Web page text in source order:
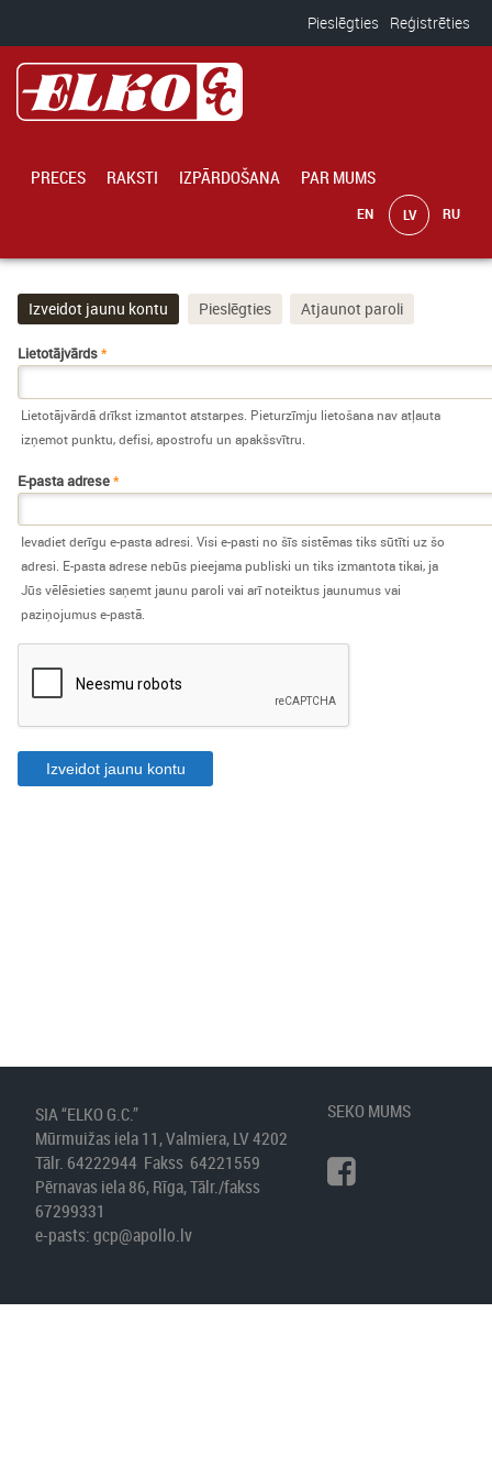
Pieslēgties Reģistrēties
PRECES RAKSTI IZPĀRDOŠANA PAR MUMS
Primārās cilnes
Izveidot jaunu kontu (aktīvā cilne)
Pieslēgties Atjaunot paroli
Lietotājvārds*
Lietotājvārdā drīkst izmantot atstarpes. Pieturzīmju lietošana nav atļauta
izņemot punktu, defisi, apostrofu un apakšsvītru.
E-pasta adrese*
Ievadiet derīgu e-pasta adresi. Visi e-pasti no šīs sistēmas tiks sūtīti uz šo
adresi. E-pasta adrese nebūs pieejama publiski un tiks izmantota tikai, ja
Jūs vēlēsieties saņemt jaunu paroli vai arī noteiktus jaunumus vai
paziņojumus e-pastā.
SIA “ELKO G.C.”
Mūrmuižas iela 11, Valmiera, LV 4202
Tālr. 64222944 Fakss 64221559
Pērnavas iela 86, Rīga, Tālr./fakss
67299331
e-pasts:gcp@apollo.lv
SEKO MUMS